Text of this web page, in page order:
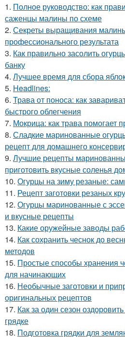
1. Полное руководство: как
саженцы малины по схеме
2. Секреты выращивания
профессионального результата
3. Как правильно засолить
банку
4. Лучшее время для сбора
5. Headlines:
6. Трава от поноса: как
быстрого облегчения
7. Мокрица: как трава помогает
8. Сладкие маринованные
рецепт для домашнего
9. Лучшие рецепты
приготовить вкусные соленья
10. Огурцы на зиму резаные:
11. Рецепт заготовки резаных
12. Огурцы маринованные с
и вкусные рецепты
13. Какие оружейные заводы
14. Как сохранить чеснок до
методов
15. Простые способы хранения
для начинающих
16. Необычные заготовки и
оригинальных рецептов
17. Как за один сезон
грядке
18. Подготовка грядки для